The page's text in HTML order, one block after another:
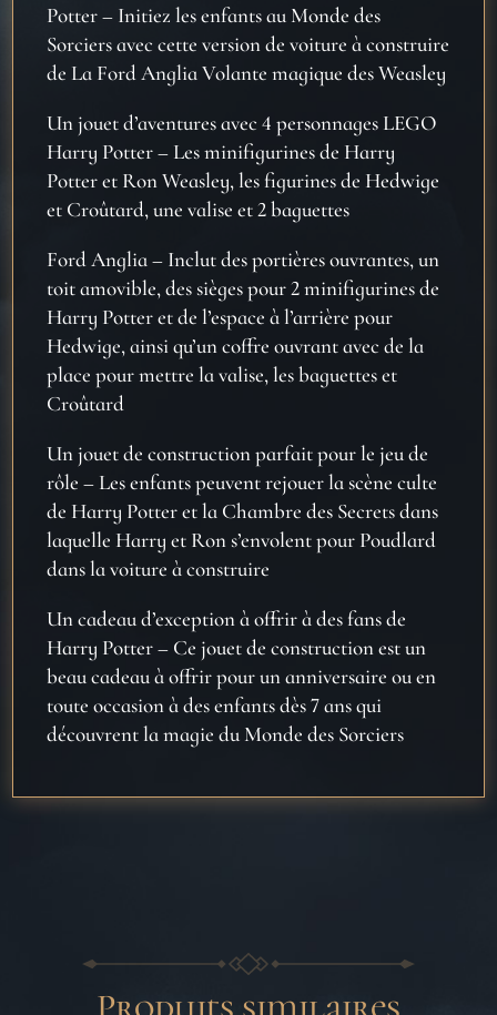
Potter– Initiez les enfants au Monde des
Sorciers avec cette version de voitureà construire
de La Ford Anglia Volante magique des Weasley
Un jouet d’aventures avec 4 personnages LEGO
Harry Potter– Les minifigurines de Harry
Potter et Ron Weasley, les figurines de Hedwige
et Croûtard, une valise et 2 baguettes
Ford Anglia– Inclut des portières ouvrantes, un
toit amovible, des sièges pour 2 minifigurines de
Harry Potter et de l’espace à l’arrière pour
Hedwige, ainsi qu’un coffre ouvrant avec de la
place pour mettre la valise, les baguettes et
Croûtard
Un jouet de construction parfait pour le jeu de
rôle– Les enfants peuvent rejouer la scène culte
de Harry Potter et la Chambre des Secrets dans
laquelle Harry et Ron s’envolent pour Poudlard
dans la voiture à construire
Un cadeau d’exception à offrir à des fans de
Harry Potter– Ce jouet de construction est un
beau cadeauà offrir pour un anniversaire ou en
toute occasion à des enfants dès 7 ans qui
découvrent la magie du Monde des Sorciers
Produits similaires